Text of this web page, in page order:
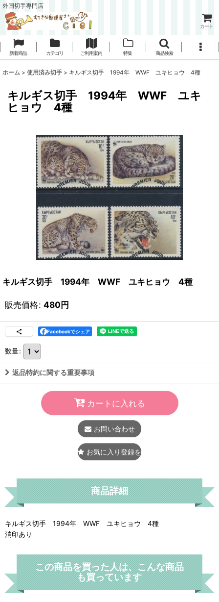
外国切手専門店
カート
新着商品 カテゴリ ご利用案内 特集 商品検索
ホーム > 使用済み切手 > キルギス切手 1994年 WWF ユキヒョウ 4種
キルギス切手 1994年 WWF ユキ
ヒョウ 4種
キルギス切手 1994年 WWF ユキヒョウ 4種
販売価格: 480円
Facebookでシェア
数量:
返品特約に関する重要事項
カートに入れる
お問い合わせ
お気に入り登録をする
商品詳細
キルギス切手 1994年 WWF ユキヒョウ 4種
消印あり
この商品を買った人は、こんな商品
も買っています